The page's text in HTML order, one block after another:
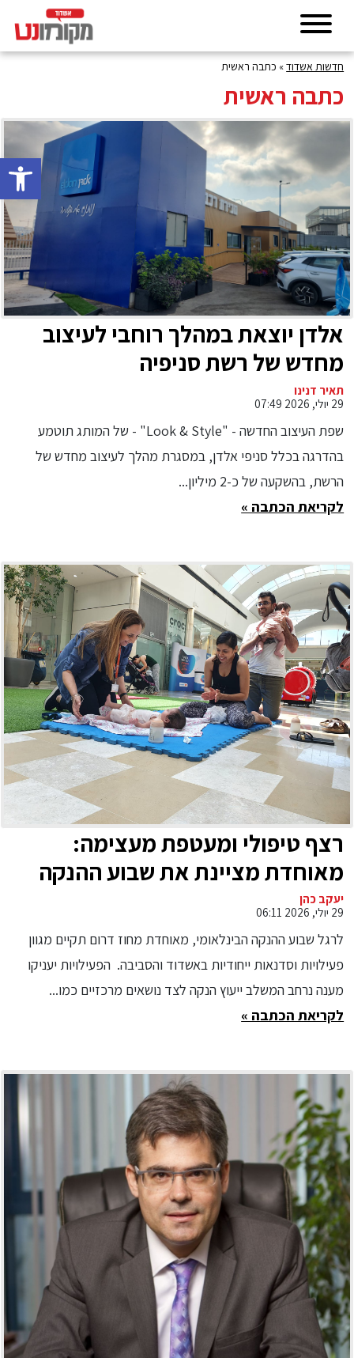
פתח
חדשות אשדוד» כתבה ראשית
כתבה ראשית
אלדן יוצאת במהלך רוחבי לעיצוב
מחדש של רשת סניפיה
תאיר דנינו
29 יולי, 2026 07:49
שפת העיצוב החדשה - "Look & Style" - של המותג תוטמע
בהדרגה בכלל סניפי אלדן, במסגרת מהלך לעיצוב מחדש של
הרשת, בהשקעה של כ-2 מיליון...
לקריאת הכתבה »
רצף טיפולי ומעטפת מעצימה:
מאוחדת מציינת את שבוע ההנקה
הבינלאומי בסדרת פעילויות וסדנאות
ייחודיות באשדוד והסביבה
יעקב כהן
29 יולי, 2026 06:11
לרגל שבוע ההנקה הבינלאומי, מאוחדת מחוז דרום תקיים מגוון
פעילויות וסדנאות ייחודיות באשדוד והסביבה. הפעילויות יעניקו
מענה נרחב המשלב ייעוץ הנקה לצד נושאים מרכזיים כמו...
לקריאת הכתבה »